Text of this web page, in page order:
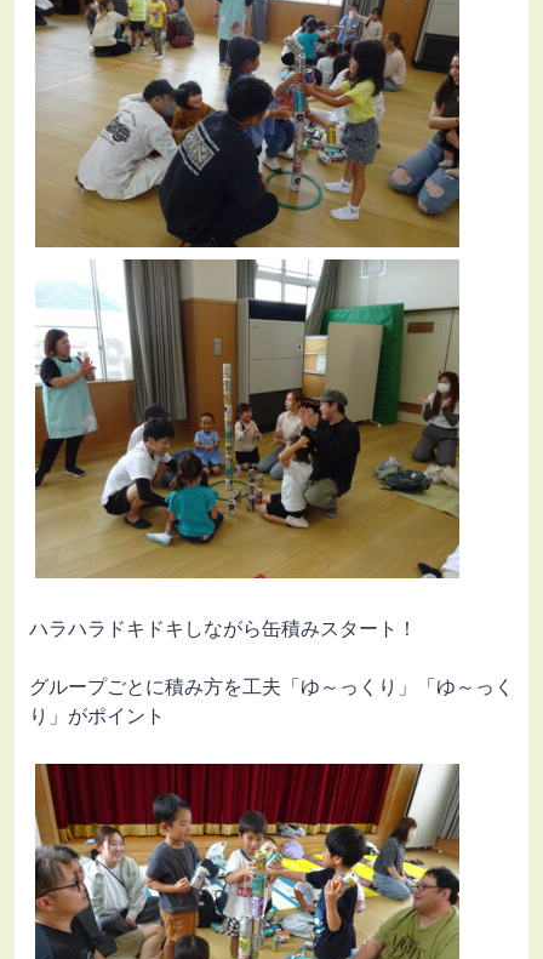
ハラハラドキドキしながら缶積みスタート！
グループごとに積み方を工夫「ゆ～っくり」「ゆ～っく
り」がポイント